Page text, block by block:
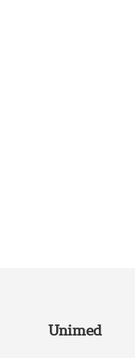
Unimed